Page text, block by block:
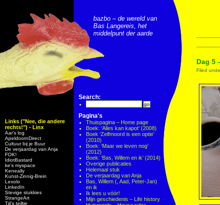
Links ("Nee, die andere
rechts!") - Linx
Aar’s log
ApeldoornDirect
Cultuur bij je Buur
De verjaardag van Anja
FOK!
IdiotBastard
ke's myspace
Keneally
Kunst-Zinnig-Brein
Lexolo
LinkedIn
Stevige stukkies
StrangeArt
Tijl’s teiltje
bazbo – de wereld van
Bas Langereis, het
middelpunt der aarde
Search:
Pagina's
Thuispagina – Home page
Boek: ‘Alles kan kapot’ (2008)
Boek ‘Zelfmoord is een optie’
(2010)
Boek: ‘Maar we leven nog’
(2012)
Boek: ‘Bas, Willem en ik’ (2014)
Overige publicaties
Helemaal stuk
De verjaardag van Anja
Bas, Willem (, Aad, Peter-Jan)
en ik
Ik lees u vóór!
Mijn geschiedenis – Life history
Dag 5
Filed